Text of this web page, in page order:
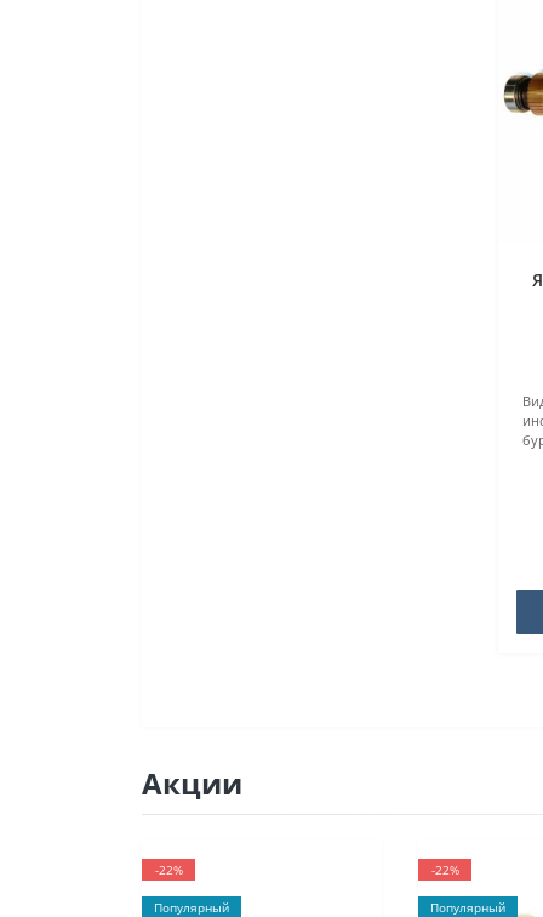
Акции
-22%
Популярный
-22%
Популярный